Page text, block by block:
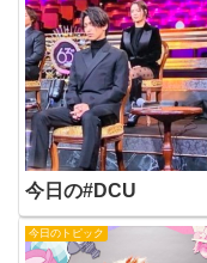
今日の#DCU
今日のトピック